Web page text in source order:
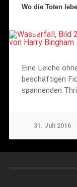
Wo die Toten
Eine Leiche
beschäftigen
spannenden
31. Juli 2016